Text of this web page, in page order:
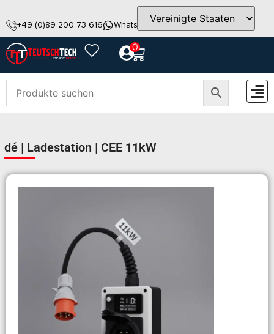
+49 (0)89 200 73 616 WhatsApp info@teutschtech.com
0
dé | Ladestation | CEE 11kW